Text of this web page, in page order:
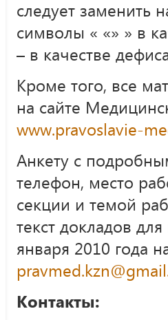
следует заменить
символы « «» » в
– в качестве
Кроме того, все
на сайте
www.pravoslavie-
Анкету с
телефон, место
секции и темой
текст докладов
января 2010 года
Контакты: